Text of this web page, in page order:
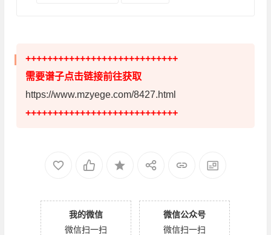
++++++++++++++++++++++++++++
需要谱子点击链接前往获取
https://www.mzyege.com/8427.html
++++++++++++++++++++++++++++
我的微信
微信扫一扫
微信公众号
微信扫一扫